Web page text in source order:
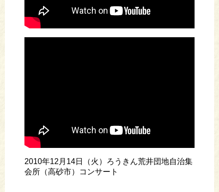
2010年12月14日（火）ろうきん荒井団地自治集
会所（高砂市）コンサート